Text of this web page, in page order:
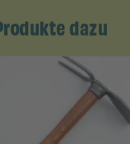
dazu